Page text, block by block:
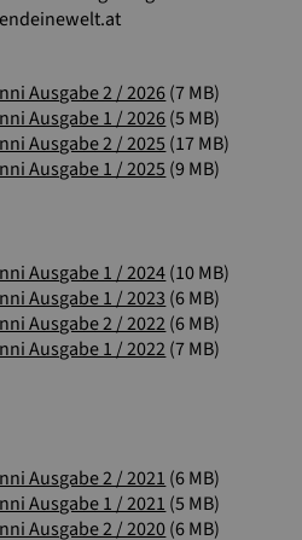
Ausgabe 2 / 2026(7 MB)
Ausgabe 1 / 2026(5 MB)
Ausgabe 2 / 2025 (17 MB)
Ausgabe 1 / 2025 (9 MB)
Ausgabe 1 / 2024(10 MB)
Ausgabe 1 / 2023 (6 MB)
Ausgabe 2 / 2022(6 MB)
Ausgabe 1 / 2022(7 MB)
Ausgabe 2 / 2021 (6 MB)
Ausgabe 1 / 2021 (5 MB)
Ausgabe 2 / 2020(6 MB)